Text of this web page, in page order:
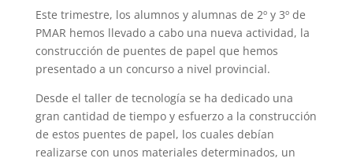
Este trimestre, los alumnos y alumnas de 2º y 3º de
PMAR hemos llevado a cabo una nueva actividad, la
construcción de puentes de papel que hemos
presentado a un concurso a nivel provincial.
Desde el taller de tecnología se ha dedicado una
gran cantidad de tiempo y esfuerzo a la construcción
de estos puentes de papel, los cuales debían
realizarse con unos materiales determinados, un